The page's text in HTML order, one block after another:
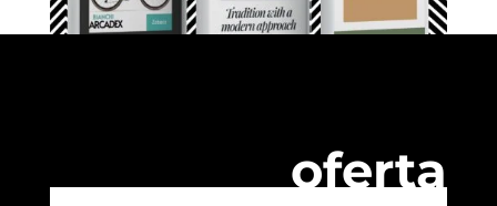
oferta